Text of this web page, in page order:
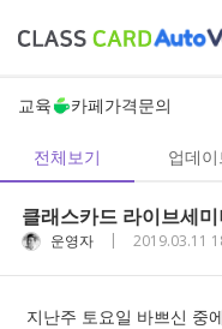
교육 카페가격문의
전체보기 업데이
클래스카드 라이브세
운영자 | 2019.03.11
지난주 토요일 바쁘신 중